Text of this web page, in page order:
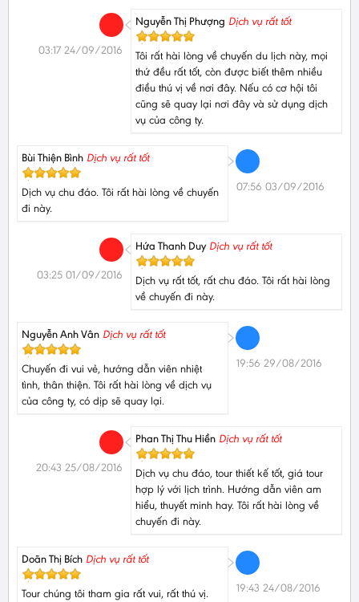
Nguyễn Thị Phượng Dịch vụ rất tốt
Tôi rất hài lòng về chuyến du lịch này, mọi
thứ đều rất tốt, còn được biết thêm nhiều
điều thú vị về nơi đây. Nếu có cơ hội tôi
cũng sẽ quay lại nơi đây và sử dụng dịch
vụ của công ty.
03:17 24/09/2016
Bùi Thiện Bình Dịch vụ rất tốt
Dịch vụ chu đáo. Tôi rất hài lòng về chuyến
đi này.
07:56 03/09/2016
Hứa Thanh Duy Dịch vụ rất tốt
Dịch vụ rất tốt, rất chu đáo. Tôi rất hài lòng
về chuyến đi này.
03:25 01/09/2016
Nguyễn Anh Vân Dịch vụ rất tốt
Chuyến đi vui vẻ, hướng dẫn viên nhiệt
tình, thân thiện. Tôi rất hài lòng về dịch vụ
của công ty, có dịp sẽ quay lại.
19:56 29/08/2016
Phan Thị Thu Hiền Dịch vụ rất tốt
Dịch vụ chu đáo, tour thiết kế tốt, giá tour
hợp lý với lịch trình. Hướng dẫn viên am
hiểu, thuyết minh hay. Tôi rất hài lòng về
chuyến đi này.
20:43 25/08/2016
Doãn Thị Bích Dịch vụ rất tốt
Tour chúng tôi tham gia rất vui, rất thú vị.
19:43 24/08/2016